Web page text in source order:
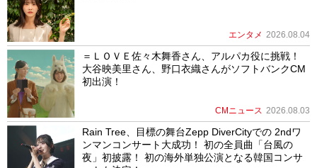
エンタメ 2026.08.04
＝ＬＯＶＥ佐々木舞香さん、アルパカ役に挑戦！
大谷映美里さん、野口衣織さんがソフトバンクCM
初出演！
CMニュース 2026.08.03
Rain Tree、目標の舞台Zepp DiverCityでの 2ndワ
ンマンコンサート大成功！ 初の全員曲「台風の
夜」初披露！ 初の海外単独公演となる韓国コンサ